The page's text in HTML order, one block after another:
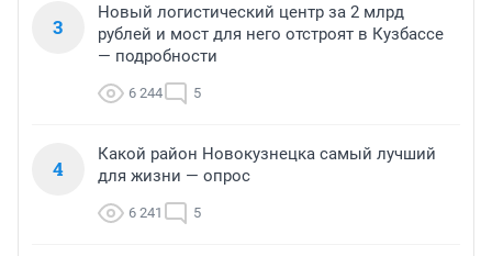
3
Новый логистический центр за 2 млрд
рублей и мост для него отстроят в Кузбассе
— подробности
6 244 5
4
Какой район Новокузнецка самый лучший
для жизни — опрос
6 241 5